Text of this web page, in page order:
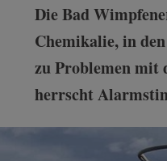
Die Bad
Chemikalie, in
zu Problemen mit
herrscht